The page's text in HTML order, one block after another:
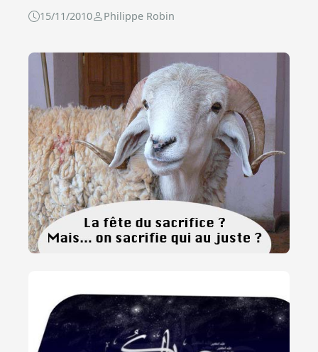
15/11/2010 Philippe Robin